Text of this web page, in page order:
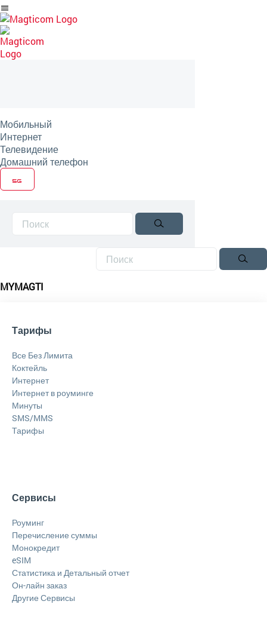
Перейти
на
артикль
Мобильный
Интернет
Телевидение
Домашний телефон
MYMAGTI
Тарифы
Все Без Лимита
Коктейль
Интернет
Интернет в роуминге
Минуты
SMS/MMS
Тарифы
Сервисы
Роуминг
Перечисление суммы
Монокредит
eSIM
Статистика и Детальный отчет
Он-лайн заказ
Другие Сервисы